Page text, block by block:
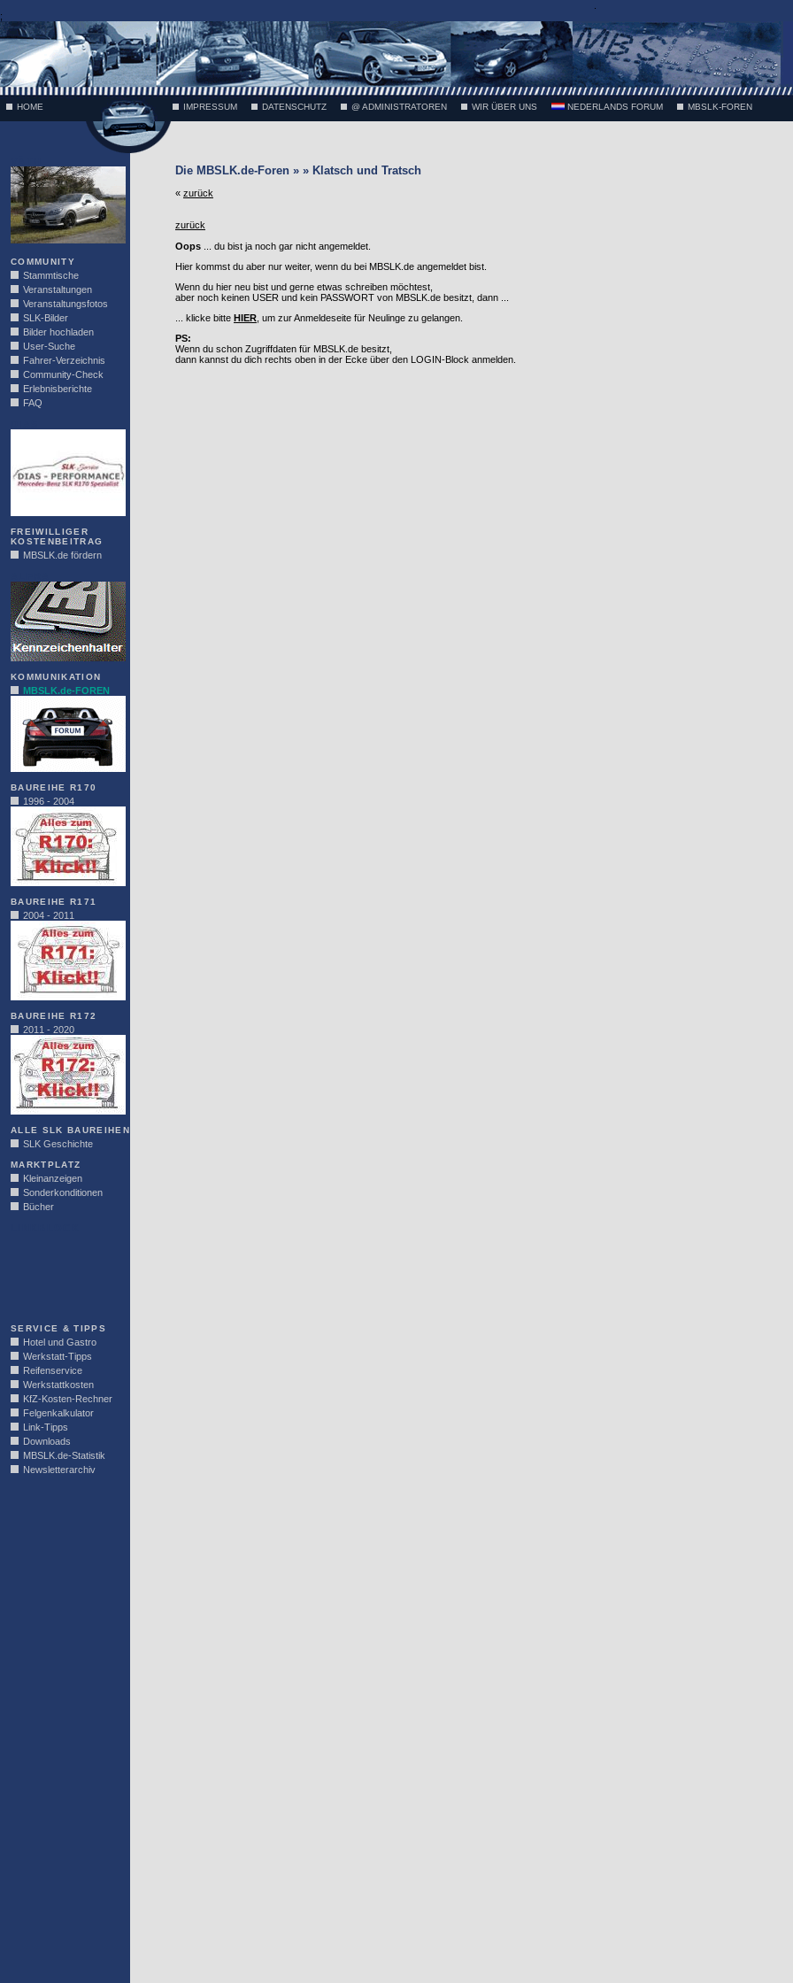
;
HOME IMPRESSUM DATENSCHUTZ @ ADMINISTRATOREN WIR ÜBER UNS NEDERLANDS FORUM MBSLK-FOREN
COMMUNITY
Stammtische
Veranstaltungen
Veranstaltungsfotos
SLK-Bilder
Bilder hochladen
User-Suche
Fahrer-Verzeichnis
Community-Check
Erlebnisberichte
FAQ
FREIWILLIGER
KOSTENBEITRAG
MBSLK.de fördern
KOMMUNIKATION
MBSLK.de-FOREN
BAUREIHE R170
1996 - 2004
BAUREIHE R171
2004 - 2011
BAUREIHE R172
2011 - 2020
ALLE SLK BAUREIHEN
SLK Geschichte
MARKTPLATZ
Kleinanzeigen
Sonderkonditionen
Bücher
SERVICE & TIPPS
Hotel und Gastro
Werkstatt-Tipps
Reifenservice
Werkstattkosten
KfZ-Kosten-Rechner
Felgenkalkulator
Link-Tipps
Downloads
MBSLK.de-Statistik
Newsletterarchiv
Die MBSLK.de-Foren » » Klatsch und Tratsch
« zurück
zurück
Oops ... du bist ja noch gar nicht angemeldet.
Hier kommst du aber nur weiter, wenn du bei MBSLK.de angemeldet bist.
Wenn du hier neu bist und gerne etwas schreiben möchtest,
aber noch keinen USER und kein PASSWORT von MBSLK.de besitzt, dann ...
... klicke bitte HIER , um zur Anmeldeseite für Neulinge zu gelangen.
PS:
Wenn du schon Zugriffdaten für MBSLK.de besitzt,
dann kannst du dich rechts oben in der Ecke über den LOGIN-Block anmelden.